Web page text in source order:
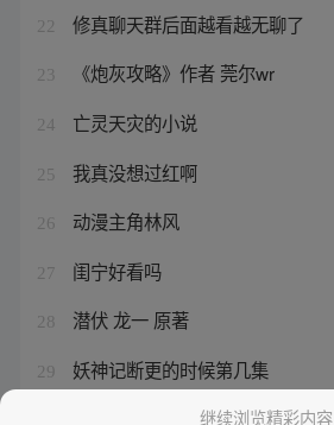
22 修真聊天群后面越看越无聊了
23 《炮灰攻略》作者 莞尔wr
24 亡灵天灾的小说
25 我真没想过红啊
26 动漫主角林风
27 闺宁好看吗
28 潜伏 龙一 原著
29 妖神记断更的时候第几集
从僵尸开始疯狂进化继续浏览精彩内容